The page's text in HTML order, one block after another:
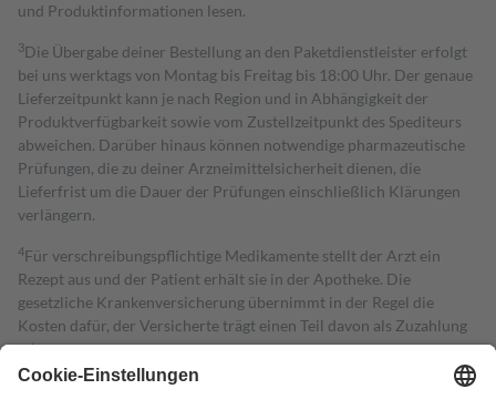
und Produktinformationen lesen.
3Die Übergabe deiner Bestellung an den Paketdienstleister erfolgt
bei uns werktags von Montag bis Freitag bis 18:00 Uhr. Der genaue
Lieferzeitpunkt kann je nach Region und in Abhängigkeit der
Produktverfügbarkeit sowie vom Zustellzeitpunkt des Spediteurs
abweichen. Darüber hinaus können notwendige pharmazeutische
Prüfungen, die zu deiner Arzneimittelsicherheit dienen, die
Lieferfrist um die Dauer der Prüfungen einschließlich Klärungen
verlängern.
4Für verschreibungspflichtige Medikamente stellt der Arzt ein
Rezept aus und der Patient erhält sie in der Apotheke. Die
gesetzliche Krankenversicherung übernimmt in der Regel die
Kosten dafür, der Versicherte trägt einen Teil davon als Zuzahlung
mit.
Grundsätzlich leisten Mitglieder Zuzahlungen in Höhe von zehn